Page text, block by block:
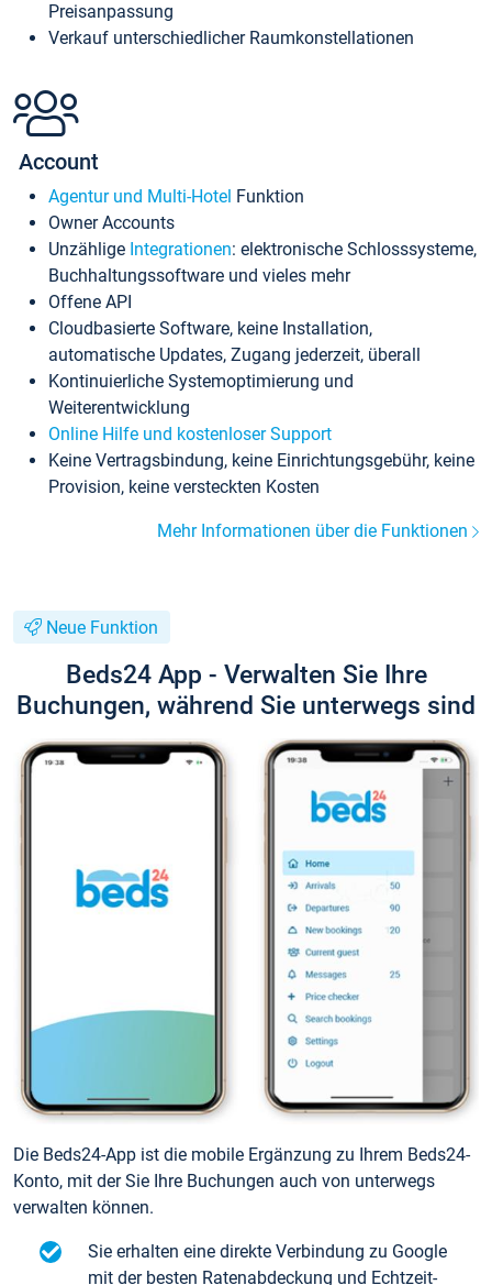
Preisanpassung
Verkauf unterschiedlicher Raumkonstellationen
Account
Agentur und Multi-Hotel Funktion
Owner Accounts
Unzählige Integrationen: elektronische Schlosssysteme,
Buchhaltungssoftware und vieles mehr
Offene API
Cloudbasierte Software, keine Installation,
automatische Updates, Zugang jederzeit, überall
Kontinuierliche Systemoptimierung und
Weiterentwicklung
Online Hilfe und kostenloser Support
Keine Vertragsbindung, keine Einrichtungsgebühr, keine
Provision, keine versteckten Kosten
Mehr Informationen über die Funktionen
Neue Funktion
Beds24 App - Verwalten Sie Ihre
Buchungen, während Sie unterwegs sind
Die Beds24-App ist die mobile Ergänzung zu Ihrem Beds24-
Konto, mit der Sie Ihre Buchungen auch von unterwegs
verwalten können.
Sie erhalten eine direkte Verbindung zu Google
mit der besten Ratenabdeckung und Echtzeit-